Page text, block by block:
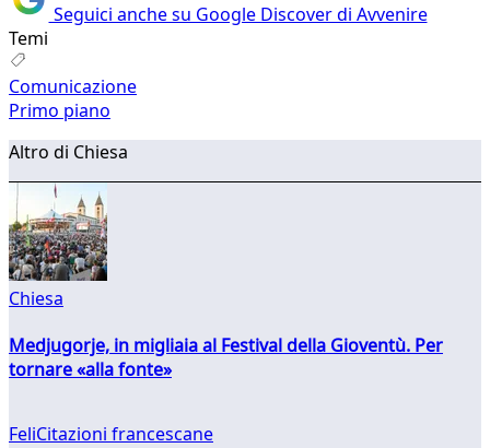
Seguici anche su Google Discover di Avvenire
Temi
Comunicazione
Primo piano
Altro di Chiesa
Chiesa
Medjugorje, in migliaia al Festival della Gioventù. Per
tornare «alla fonte»
FeliCitazioni francescane